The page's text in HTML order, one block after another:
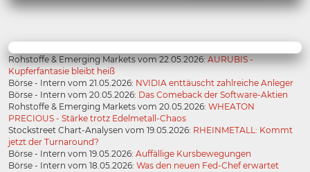
Rohstoffe & Emerging Markets vom 22.05.2026: AURUBIS -
Kupferfantasie bleibt heiß
Börse - Intern vom 21.05.2026: NVIDIA enttäuscht zahlreiche Anleger
Börse - Intern vom 20.05.2026: Das Comeback der Software-Aktien
Rohstoffe & Emerging Markets vom 20.05.2026: WHEATON
PRECIOUS - Stärke trotz Edelmetall-Chaos
Stockstreet Chart-Analysen vom 19.05.2026: RHEINMETALL: Kommt
jetzt der Turnaround?
Börse - Intern vom 19.05.2026: Auffällige Kursbewegungen
Börse - Intern vom 18.05.2026: Was den neuen Fed-Chef erwartet